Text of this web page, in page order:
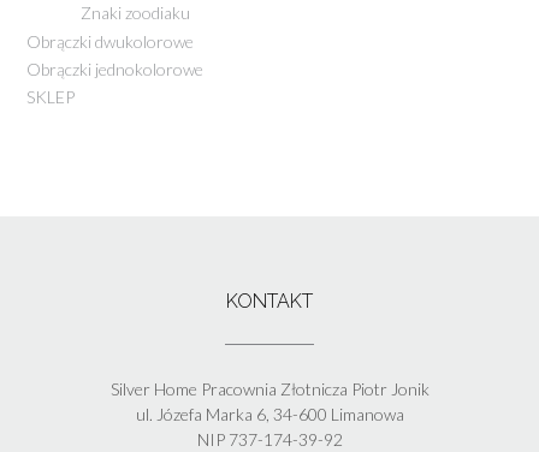
Znaki zoodiaku
Obrączki dwukolorowe
Obrączki jednokolorowe
SKLEP
KONTAKT
Silver Home Pracownia Złotnicza Piotr Jonik
ul. Józefa Marka 6, 34-600 Limanowa
NIP 737-174-39-92